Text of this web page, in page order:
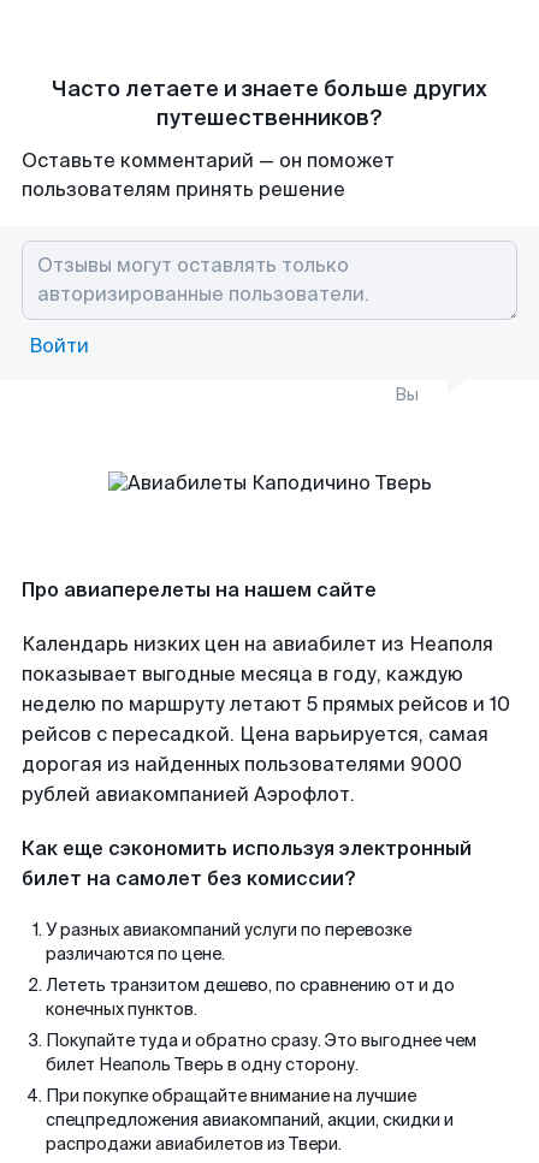
Часто летаете и знаете больше других
путешественников?
Оставьте комментарий — он поможет
пользователям принять решение
Войти
Вы
Про авиаперелеты на нашем сайте
Календарь низких цен на авиабилет из Неаполя
показывает выгодные месяца в году, каждую
неделю по маршруту летают 5 прямых рейсов и 10
рейсов с пересадкой. Цена варьируется, самая
дорогая из найденных пользователями 9000
рублей авиакомпанией Аэрофлот.
Как еще сэкономить используя электронный
билет на самолет без комиссии?
У разных авиакомпаний услуги по перевозке
различаются по цене.
Лететь транзитом дешево, по сравнению от и до
конечных пунктов.
Покупайте туда и обратно сразу. Это выгоднее чем
билет Неаполь Тверь в одну сторону.
При покупке обращайте внимание на лучшие
спецпредложения авиакомпаний, акции, скидки и
распродажи авиабилетов из Твери.